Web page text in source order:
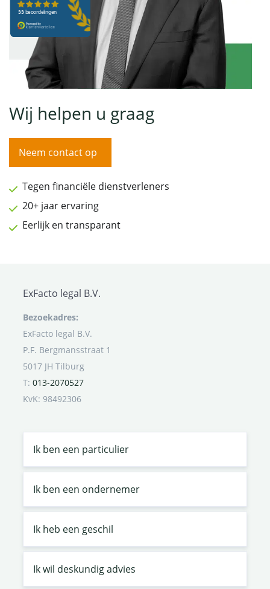
Wij helpen u graag
Neem contact op
Tegen financiële dienstverleners
20+ jaar ervaring
Eerlijk en transparant
ExFacto legal B.V.
Bezoekadres:
ExFacto legal B.V.
P.F. Bergmansstraat 1
5017 JH Tilburg
T: 013-2070527
KvK: 98492306
Ik ben een particulier
Ik ben een ondernemer
Ik heb een geschil
Ik wil deskundig advies